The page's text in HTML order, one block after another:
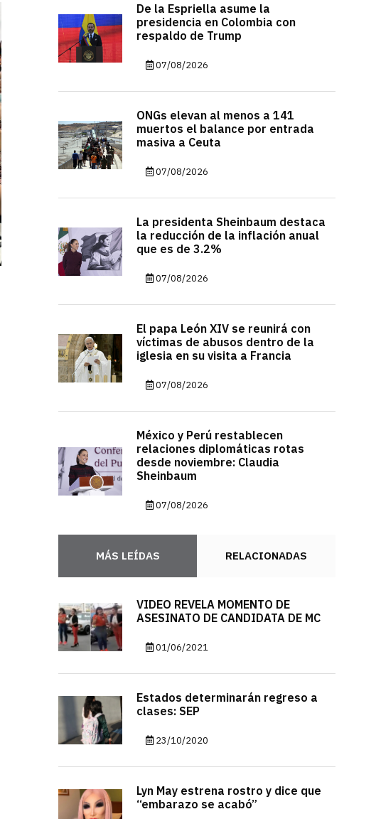
De la Espriella asume la
presidencia en Colombia con
respaldo de Trump
07/08/2026
ONGs elevan al menos a 141
muertos el balance por entrada
masiva a Ceuta
07/08/2026
La presidenta Sheinbaum destaca
la reducción de la inflación anual
que es de 3.2%
07/08/2026
El papa León XIV se reunirá con
víctimas de abusos dentro de la
iglesia en su visita a Francia
07/08/2026
México y Perú restablecen
relaciones diplomáticas rotas
desde noviembre: Claudia
Sheinbaum
07/08/2026
MÁS LEÍDAS RELACIONADAS
VIDEO REVELA MOMENTO DE
ASESINATO DE CANDIDATA DE MC
01/06/2021
Estados determinarán regreso a
clases: SEP
23/10/2020
Lyn May estrena rostro y dice que
“embarazo se acabó”